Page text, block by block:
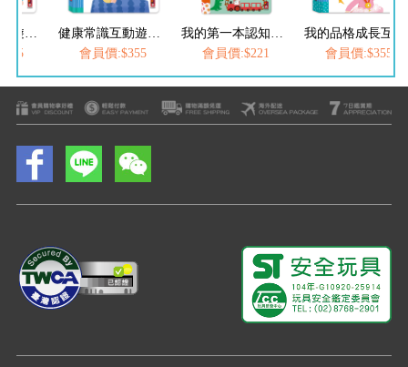
情商培養互動遊戲書-失敗了也沒關係
健康常識互動遊戲書-生病了也別擔心
會員價:$355
我的第一本認知學習翻翻書-我長大了
會員價:$221
會員價:$355